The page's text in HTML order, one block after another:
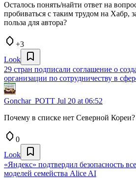
Осталось понять/найти ответ на
пробиваться с таким трудом на Хабр,
польза для автора?
+3
Look
29 стран подписали соглашение о
организации по сотрудничеству в
Gonchar_POTT Jul 20 at 06:52
Почему в списке нет Северной Кореи?
0
Look
«Яндекс» подтвердил безопасность
моделей семейства Alice AI